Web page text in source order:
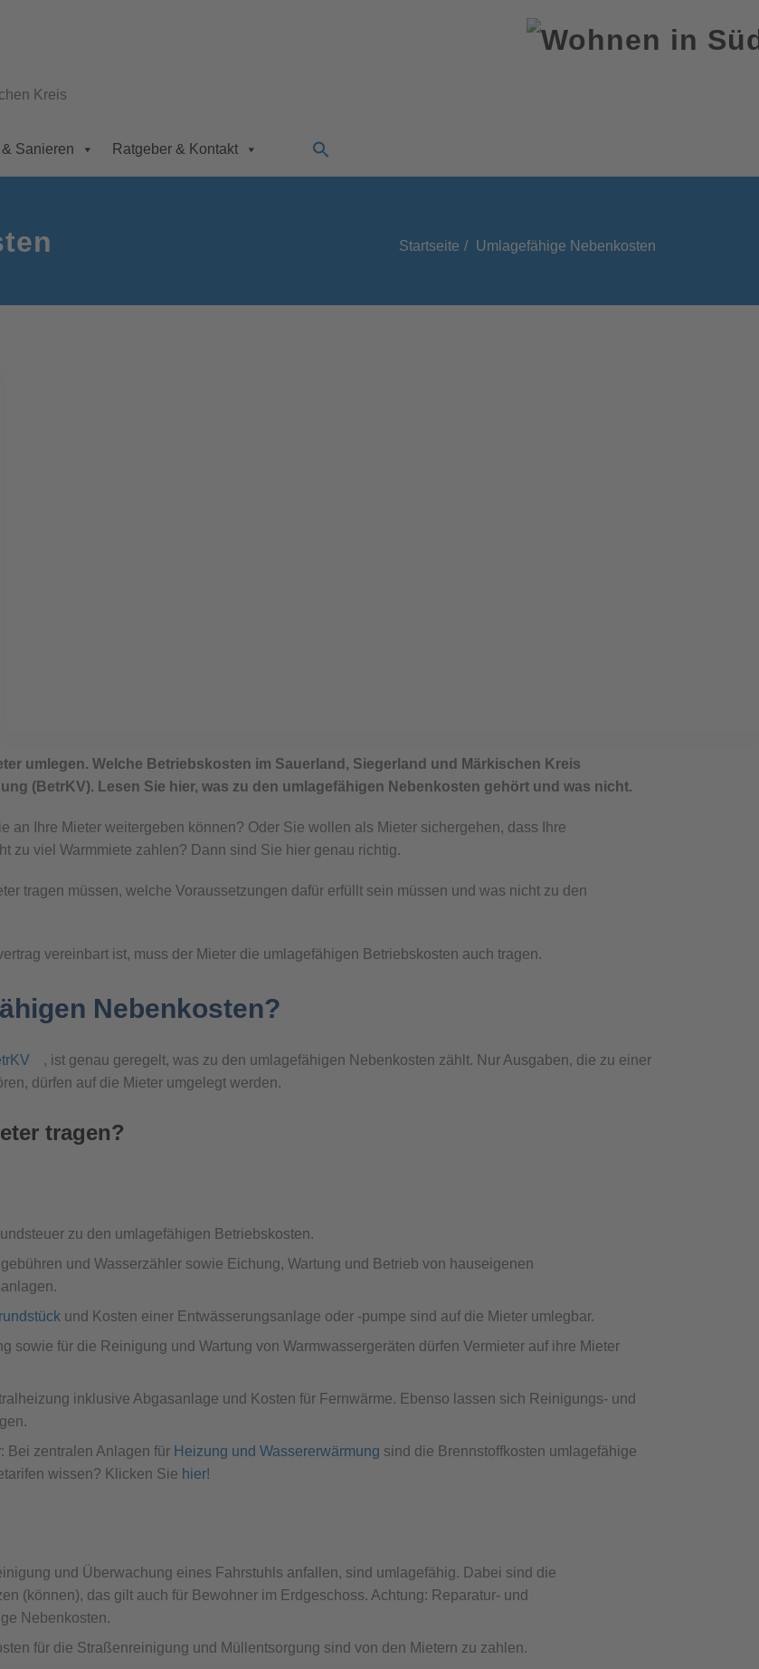
Kreis
Sanieren Ratgeber & Kontakt
Startseite Umlagefähige Nebenkosten
umlegen. Welche Betriebskosten im Sauerland, Siegerland und Märkischen Kreis
(BetrKV). Lesen Sie hier, was zu den umlagefähigen Nebenkosten gehört und was nicht.
an Ihre Mieter weitergeben können? Oder Sie wollen als Mieter sichergehen, dass Ihre
zu viel Warmmiete zahlen? Dann sind Sie hier genau richtig.
tragen müssen, welche Voraussetzungen dafür erfüllt sein müssen und was nicht zu den
vereinbart ist, muss der Mieter die umlagefähigen Betriebskosten auch tragen.
Nebenkosten?
, ist genau geregelt, was zu den umlagefähigen Nebenkosten zählt. Nur Ausgaben, die zu einer
dürfen auf die Mieter umgelegt werden.
tragen?
zu den umlagefähigen Betriebskosten.
und Wasserzähler sowie Eichung, Wartung und Betrieb von hauseigenen
und Kosten einer Entwässerungsanlage oder -pumpe sind auf die Mieter umlegbar.
sowie für die Reinigung und Wartung von Warmwassergeräten dürfen Vermieter auf ihre Mieter
inklusive Abgasanlage und Kosten für Fernwärme. Ebenso lassen sich Reinigungs- und
: Bei zentralen Anlagen für Heizung und Wassererwärmung sind die Brennstoffkosten umlagefähige
wissen? Klicken Sie hier!
und Überwachung eines Fahrstuhls anfallen, sind umlagefähig. Dabei sind die
(können), das gilt auch für Bewohner im Erdgeschoss. Achtung: Reparatur- und
Nebenkosten.
für die Straßenreinigung und Müllentsorgung sind von den Mietern zu zahlen.